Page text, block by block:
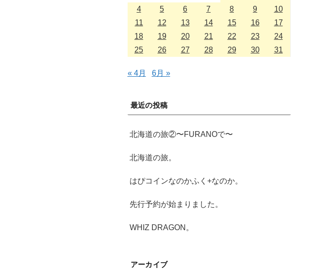
4
5 6 7 8 9
10
11
12 13 14 15 16
17
18
19 20 21 22 23
24
25
26 27 28 29 30 31
« 4月 6月 »
最近の投稿
北海道の旅②〜FURANOで〜
北海道の旅。
はぴコインなのかふく+なのか。
先行予約が始まりました。
WHIZ DRAGON。
アーカイブ